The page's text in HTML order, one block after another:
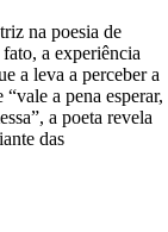
na poesia de
a experiência
a leva a perceber a
a pena esperar,
a poeta revela
das